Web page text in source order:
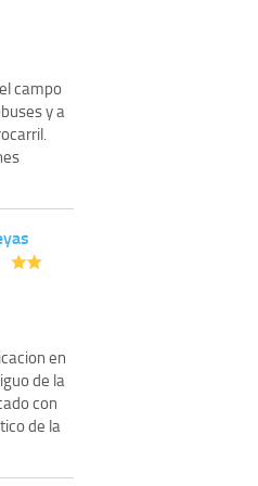
campo
y a
en
de la
con
de la